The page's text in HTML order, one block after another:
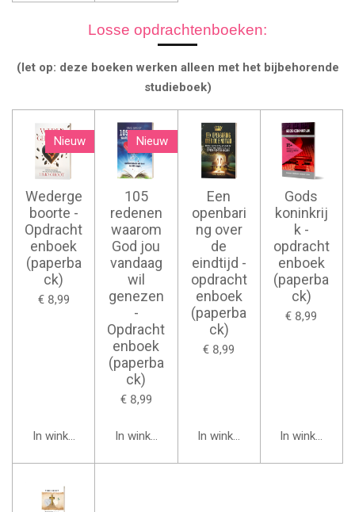
Losse opdrachtenboeken:
(let op: deze boeken werken alleen met het bijbehorende
studieboek)
Nieuw
Wederge
boorte -
Opdracht
enboek
(paperba
ck)
€ 8,99
In winkelwagen
Nieuw
105
redenen
waarom
God jou
vandaag
wil
genezen
-
Opdracht
enboek
(paperba
ck)
€ 8,99
In winkelwagen
Een
openbari
ng over
de
eindtijd -
opdracht
enboek
(paperba
ck)
€ 8,99
In winkelwagen
Gods
koninkrij
k -
opdracht
enboek
(paperba
ck)
€ 8,99
In